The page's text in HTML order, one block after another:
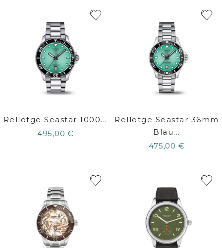
Rellotge Seastar 1000...
495,00 €
Rellotge Seastar 36mm
Blau...
475,00 €